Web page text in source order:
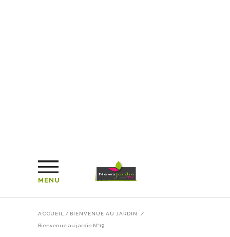
MENU
ACCUEIL / BIENVENUE AU JARDIN /
Bienvenue au jardin N°19